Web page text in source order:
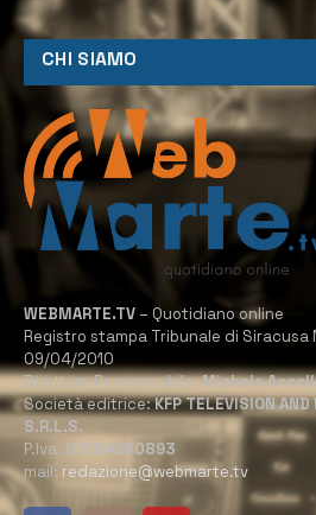
CHI SIAMO
WEBMARTE.TV – Quotidiano online
Registro stampa Tribunale di Siracusa
09/04/2010
Direttore Responsabile:Michele
Società editrice:KFP TELEVISION
S.R.L.S.
P.Iva: 02184950893
mail: redazione@webmarte.tv